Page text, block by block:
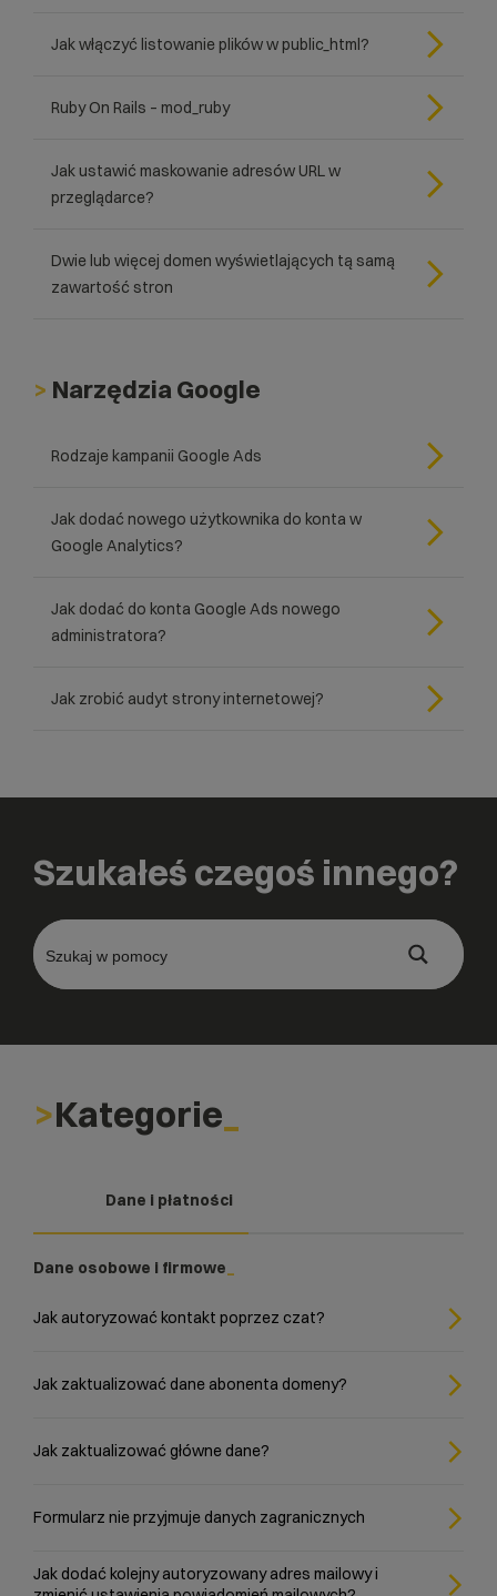
Jak włączyć listowanie plików w public_html?
Ruby On Rails – mod_ruby
Jak ustawić maskowanie adresów URL w
przeglądarce?
Dwie lub więcej domen wyświetlających tą samą
zawartość stron
> Narzędzia Google
Rodzaje kampanii Google Ads
Jak dodać nowego użytkownika do konta w
Google Analytics?
Jak dodać do konta Google Ads nowego
administratora?
Jak zrobić audyt strony internetowej?
Szukałeś czegoś innego?
Kategorie
Dane i płatności
Dane osobowe i firmowe
Jak autoryzować kontakt poprzez czat?
Jak zaktualizować dane abonenta domeny?
Jak zaktualizować główne dane?
Formularz nie przyjmuje danych zagranicznych
Jak dodać kolejny autoryzowany adres mailowy i